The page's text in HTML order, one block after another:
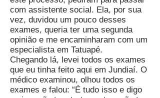
com assistente social. Ela, por sua
vez, duvidou um pouco desses
exames, queria ter uma segunda
opinião e me encaminharam com um
especialista em Tatuapé.
Chegando lá, levei todos os exames
que eu tinha feito aqui em Jundiaí. O
médico examinou, olhou todos os
exames e falou: “É tudo isso e digo